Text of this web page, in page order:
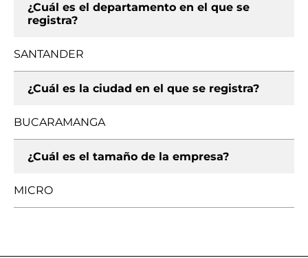
¿Cuál es el departamento en el que se
registra?
SANTANDER
¿Cuál es la ciudad en el que se registra?
BUCARAMANGA
¿Cuál es el tamaño de la empresa?
MICRO